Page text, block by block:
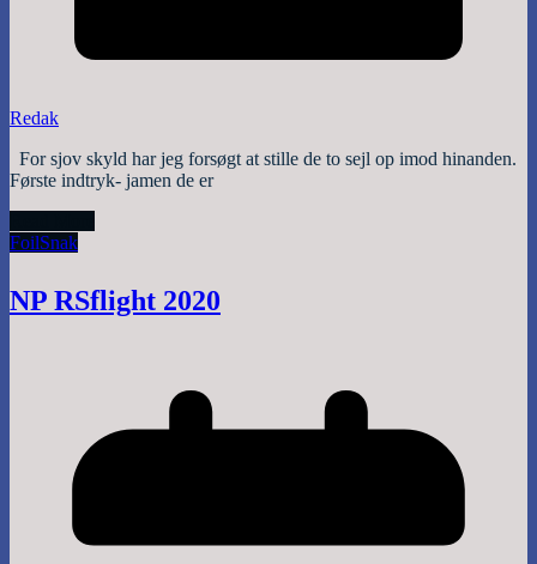
Redak
For sjov skyld har jeg forsøgt at stille de to sejl op imod hinanden.
Første indtryk- jamen de er
FoilSnak
NP RSflight 2020